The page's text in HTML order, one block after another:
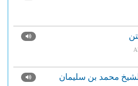
محمد بن سليمان